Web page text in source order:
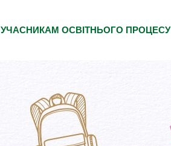
УЧАСНИКАМ ОСВІТНЬОГО ПРОЦЕСУ